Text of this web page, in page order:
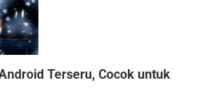
Terseru, Cocok untuk